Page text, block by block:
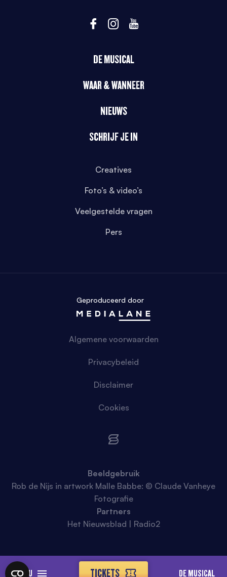
MENU TICKETS DE MUSICAL
DE MUSICAL
WAAR & WANNEER
NIEUWS
SCHRIJF JE IN
Creatives
Foto’s & video’s
Veelgestelde vragen
Pers
Geproduceerd door
Algemene voorwaarden
Privacybeleid
Disclaimer
Cookies
Beeldgebruik
Rob de Nijs in artwork Malle Babbe: © Claude Vanheye
Fotografie
Partners
Het Nieuwsblad | Radio2